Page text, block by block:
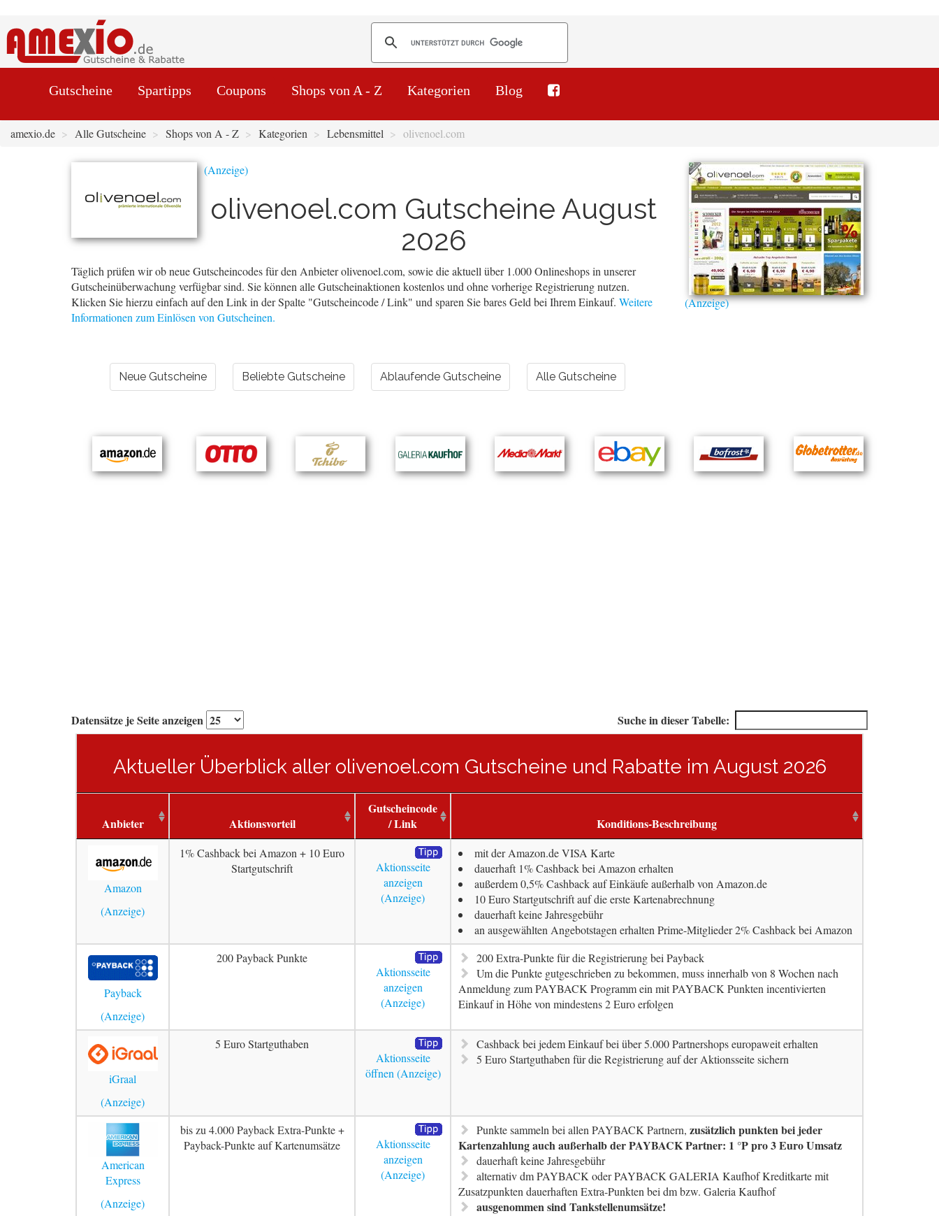
Gutscheine Spartipps Coupons Shops von A - Z Kategorien Blog
amexio.de Alle Gutscheine Shops von A - Z Kategorien Lebensmittel olivenoel.com
olivenoel.com Gutscheine August
2026
Täglich prüfen wir ob neue Gutscheincodes für den Anbieter olivenoel.com, sowie die aktuell über 1.000 Onlineshops in unserer
Gutscheinüberwachung verfügbar sind. Sie können alle Gutscheinaktionen kostenlos und ohne vorherige Registrierung nutzen.
Klicken Sie hierzu einfach auf den Link in der Spalte "Gutscheincode / Link" und sparen Sie bares Geld bei Ihrem Einkauf. Weitere
Informationen zum Einlösen von Gutscheinen.
Neue Gutscheine Beliebte Gutscheine Ablaufende Gutscheine Alle Gutscheine
Datensätze je Seite anzeigen Suche in dieser Tabelle:
Aktueller Überblick aller olivenoel.com Gutscheine und Rabatte im August 2026
Anbieter Aktionsvorteil
Gutscheincode
/ Link
Konditions-Beschreibung
Amazon
1% Cashback bei Amazon + 10 Euro
Startgutschrift
Aktionsseite
anzeigen
mit der Amazon.de VISA Karte
dauerhaft 1% Cashback bei Amazon erhalten
außerdem 0,5% Cashback auf Einkäufe außerhalb von Amazon.de
10 Euro Startgutschrift auf die erste Kartenabrechnung
dauerhaft keine Jahresgebühr
an ausgewählten Angebotstagen erhalten Prime-Mitglieder 2% Cashback bei Amazon
Payback
200 Payback Punkte
Aktionsseite
anzeigen
200 Extra-Punkte für die Registrierung bei Payback
Um die Punkte gutgeschrieben zu bekommen, muss innerhalb von 8 Wochen nach
Anmeldung zum PAYBACK Programm ein mit PAYBACK Punkten incentivierten
Einkauf in Höhe von mindestens 2 Euro erfolgen
iGraal
5 Euro Startguthaben
Aktionsseite
öffnen
Cashback bei jedem Einkauf bei über 5.000 Partnershops europaweit erhalten
5 Euro Startguthaben für die Registrierung auf der Aktionsseite sichern
American
Express
bis zu 4.000 Payback Extra-Punkte +
Payback-Punkte auf Kartenumsätze
Aktionsseite
anzeigen
Punkte sammeln bei allen PAYBACK Partnern, zusätzlich punkten bei jeder
Kartenzahlung auch außerhalb der PAYBACK Partner: 1 °P pro 3 Euro Umsatz
dauerhaft keine Jahresgebühr
alternativ dm PAYBACK oder PAYBACK GALERIA Kaufhof Kreditkarte mit
Zusatzpunkten dauerhaften Extra-Punkten bei dm bzw. Galeria Kaufhof
ausgenommen sind Tankstellenumsätze!